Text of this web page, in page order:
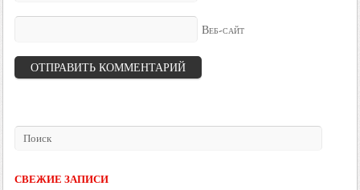
Веб-сайт
СВЕЖИЕ ЗАПИСИ